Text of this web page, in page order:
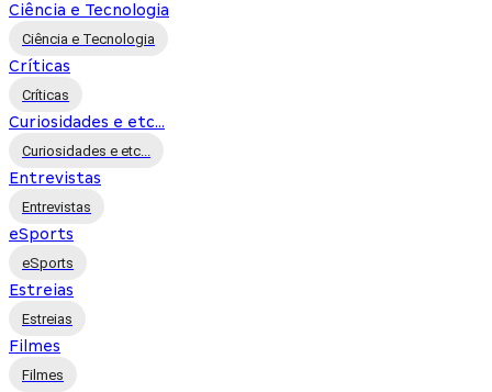
Ciência e Tecnologia
Ciência e Tecnologia
Críticas
Críticas
Curiosidades e etc...
Curiosidades e etc...
Entrevistas
Entrevistas
eSports
eSports
Estreias
Estreias
Filmes
Filmes